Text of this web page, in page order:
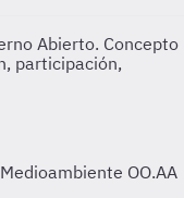
Abierto. Concepto
participación,